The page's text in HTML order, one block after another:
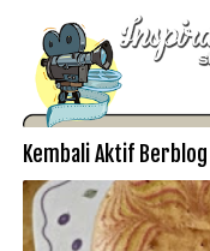
Kembali Aktif Berblog